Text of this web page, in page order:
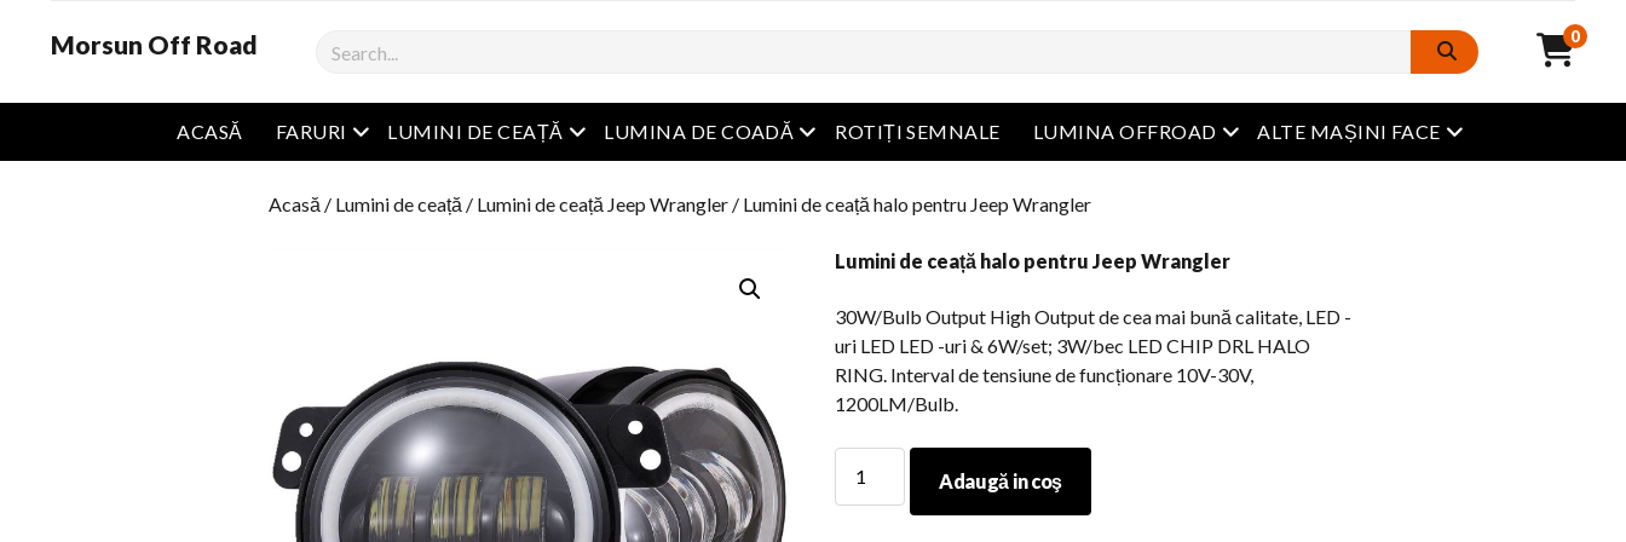
Morsun Off Road Căutare 0
ACASĂ FARURI Meniu Deschide
LUMINI DE CEAȚĂ Meniu Deschide
LUMINA DE COADĂ Meniu Deschide
ROTIȚI SEMNALE LUMINA OFFROAD Meniu Deschide
ALTE MAȘINI FACE Meniu Deschide
Acasă / Lumini de ceață / Lumini de ceață Jeep Wrangler / Lumini de ceață halo pentru Jeep Wrangler
Lumini de ceață halo pentru Jeep Wrangler
30W/Bulb Output High Output de cea mai bună calitate, LED -
uri LED LED -uri & 6W/set; 3W/bec LED CHIP DRL HALO
RING. Interval de tensiune de funcționare 10V-30V,
1200LM/Bulb.
Adaugă in coş